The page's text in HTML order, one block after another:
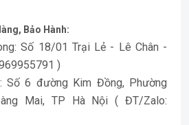
Bảo Hành:
Số 18/01 Trại Lẻ - Lê Chân -
)
Số 6 đường Kim Đồng, Phường
Mai, TP Hà Nội ( ĐT/Zalo: